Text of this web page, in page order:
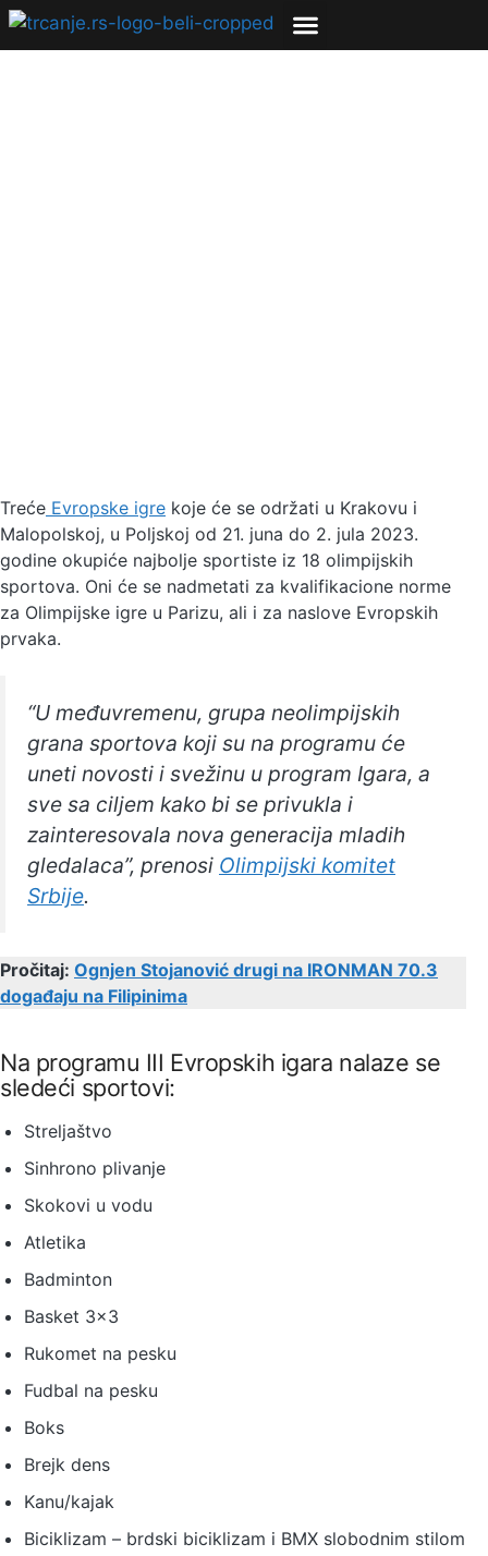
Treće Evropske igre koje će se održati u Krakovu i
Malopolskoj, u Poljskoj od 21. juna do 2. jula 2023.
godine okupiće najbolje sportiste iz 18 olimpijskih
sportova. Oni će se nadmetati za kvalifikacione norme
za Olimpijske igre u Parizu, ali i za naslove Evropskih
prvaka.
“U međuvremenu, grupa neolimpijskih
grana sportova koji su na programu će
uneti novosti i svežinu u program Igara, a
sve sa ciljem kako bi se privukla i
zainteresovala nova generacija mladih
gledalaca”, prenosi Olimpijski komitet
Srbije.
Pročitaj: Ognjen Stojanović drugi na IRONMAN 70.3
događaju na Filipinima
Na programu III Evropskih igara nalaze se
sledeći sportovi:
Streljaštvo
Sinhrono plivanje
Skokovi u vodu
Atletika
Badminton
Basket 3×3
Rukomet na pesku
Fudbal na pesku
Boks
Brejk dens
Kanu/kajak
Biciklizam – brdski biciklizam i BMX slobodnim stilom